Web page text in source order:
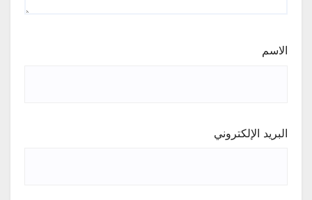
الاسم
البريد الإلكتروني